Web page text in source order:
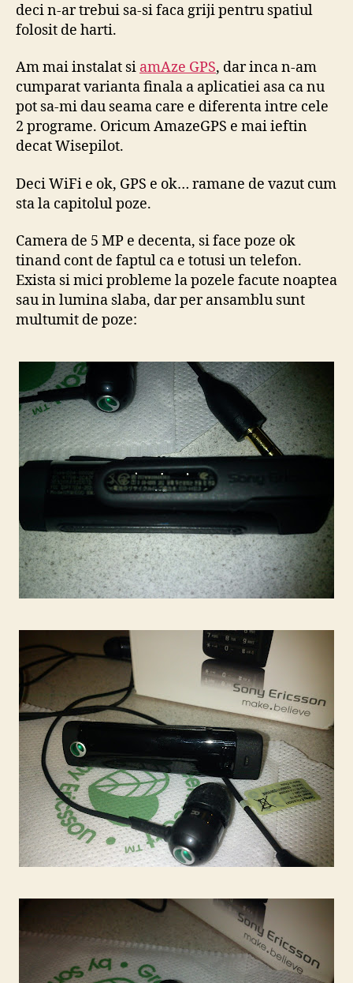
deci n-ar trebui sa-si faca griji pentru spatiul
folosit de harti.
Am mai instalat si amAze GPS, dar inca n-am
cumparat varianta finala a aplicatiei asa ca nu
pot sa-mi dau seama care e diferenta intre cele
2 programe. Oricum AmazeGPS e mai ieftin
decat Wisepilot.
Deci WiFi e ok, GPS e ok… ramane de vazut cum
sta la capitolul poze.
Camera de 5 MP e decenta, si face poze ok
tinand cont de faptul ca e totusi un telefon.
Exista si mici probleme la pozele facute noaptea
sau in lumina slaba, dar per ansamblu sunt
multumit de poze: